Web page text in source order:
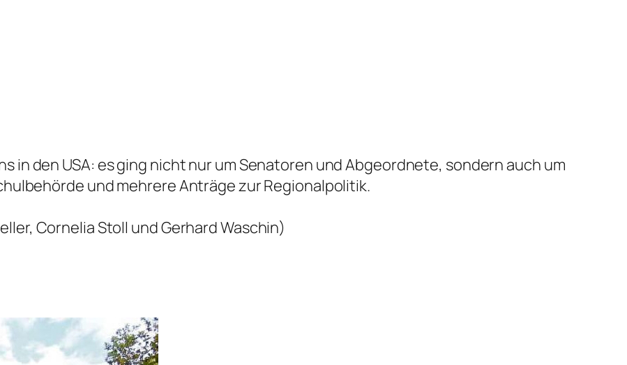
in den USA: es ging nicht nur um Senatoren und Abgeordnete, sondern auch um
und mehrere Anträge zur Regionalpolitik.
Cornelia Stoll und Gerhard Waschin)